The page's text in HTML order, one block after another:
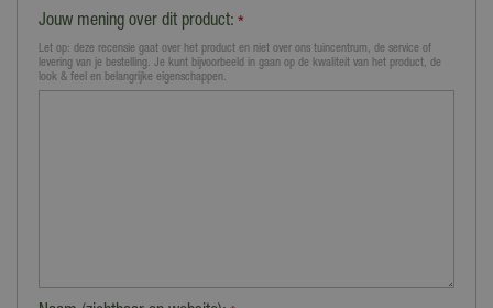
Jouw mening over dit product: *
Let op: deze recensie gaat over het product en niet over ons tuincentrum, de service of
levering van je bestelling. Je kunt bijvoorbeeld in gaan op de kwaliteit van het product, de
look & feel en belangrijke eigenschappen.